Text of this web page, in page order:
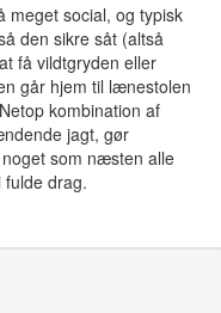
meget social, og typisk
den sikre såt (altså
få vildtgryden eller
går hjem til lænestolen
kombination af
jagt, gør
som næsten alle
drag.